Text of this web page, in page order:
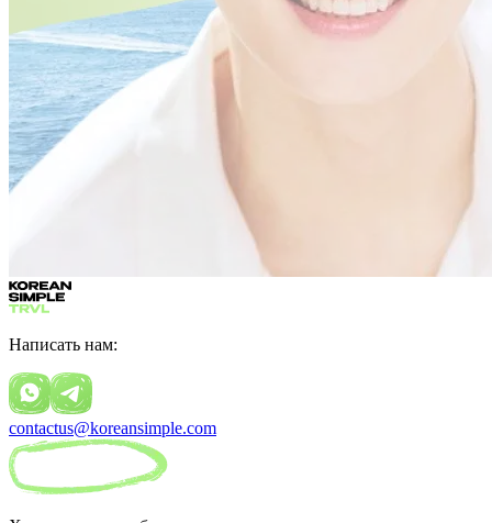
Написать нам:
contactus@koreansimple.com